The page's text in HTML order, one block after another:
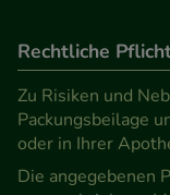
teilweise an
Medien
Rechtliche
Zu Risiken und
Packungsbeilage
oder in Ihrer
Die angegebenen